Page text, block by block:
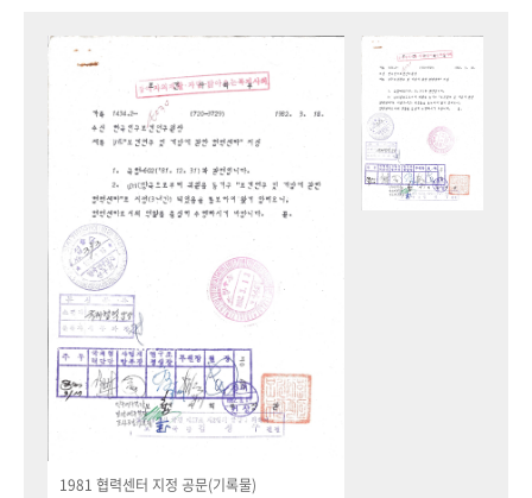
1981 협력센터 지정 공문(기록물)